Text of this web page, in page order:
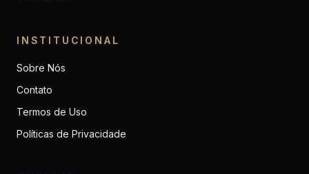
INSTITUCIONAL
Sobre Nós
Contato
Termos de Uso
Políticas de Privacidade